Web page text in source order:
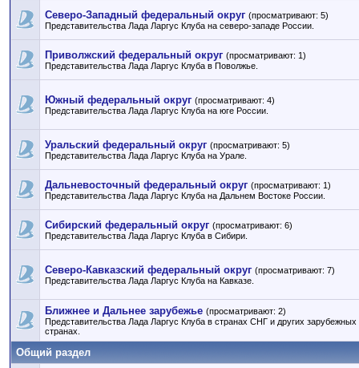
Северо-Западный федеральный округ (просматривают: 5)
Представительства Лада Ларгус Клуба на северо-западе России.
Приволжский федеральный округ (просматривают: 1)
Представительства Лада Ларгус Клуба в Поволжье.
Южный федеральный округ (просматривают: 4)
Представительства Лада Ларгус Клуба на юге России.
Уральский федеральный округ (просматривают: 5)
Представительства Лада Ларгус Клуба на Урале.
Дальневосточный федеральный округ (просматривают: 1)
Представительства Лада Ларгус Клуба на Дальнем Востоке России.
Сибирский федеральный округ (просматривают: 6)
Представительства Лада Ларгус Клуба в Сибири.
Северо-Кавказский федеральный округ (просматривают: 7)
Представительства Лада Ларгус Клуба на Кавказе.
Ближнее и Дальнее зарубежье (просматривают: 2)
Представительства Лада Ларгус Клуба в странах СНГ и других зарубежных
странах.
Общий раздел